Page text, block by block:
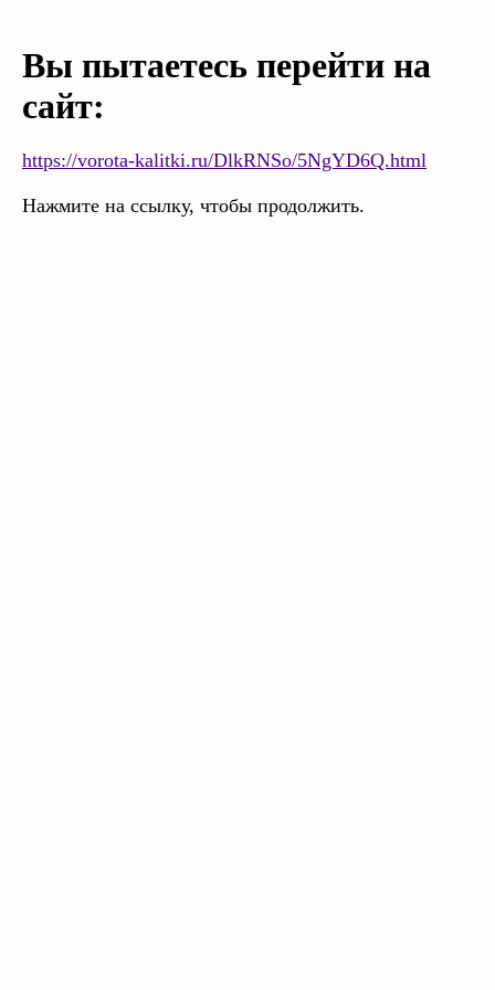
Вы пытаетесь перейти на
сайт:
https://vorota-kalitki.ru/DlkRNSo/5NgYD6Q.html
Нажмите на ссылку, чтобы продолжить.